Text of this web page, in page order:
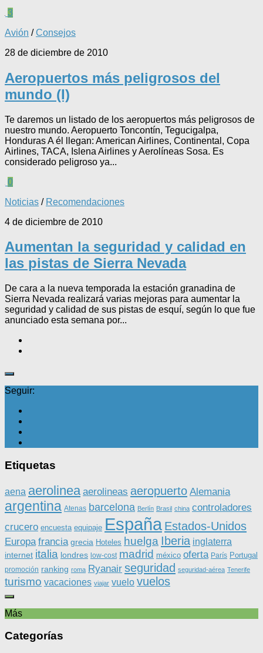
3
Avión /Consejos
28 de diciembre de 2010
Aeropuertos más peligrosos del
mundo (I)
Te daremos un listado de los aeropuertos más peligrosos de
nuestro mundo. Aeropuerto Toncontín, Tegucigalpa,
Honduras A él llegan: American Airlines, Continental, Copa
Airlines, TACA, Islena Airlines y Aerolíneas Sosa. Es
considerado peligroso ya...
0
Noticias / Recomendaciones
4 de diciembre de 2010
Aumentan la seguridad y calidad en
las pistas de Sierra Nevada
De cara a la nueva temporada la estación granadina de
Sierra Nevada realizará varias mejoras para aumentar la
seguridad y calidad de sus pistas de esquí, según lo que fue
anunciado esta semana por...
Seguir:
Etiquetas
aena aerolinea aerolineas aeropuerto Alemania
argentina Atenas barcelona Berlín Brasil china controladores
crucero encuesta equipaje España Estados-Unidos
Europa francia grecia Hoteles huelga Iberia inglaterra
internet italia londres low-cost madrid méxico oferta París Portugal
promoción ranking roma Ryanair seguridad seguridad-aérea Tenerife
turismo vacaciones viajar vuelo vuelos
Más
Categorías